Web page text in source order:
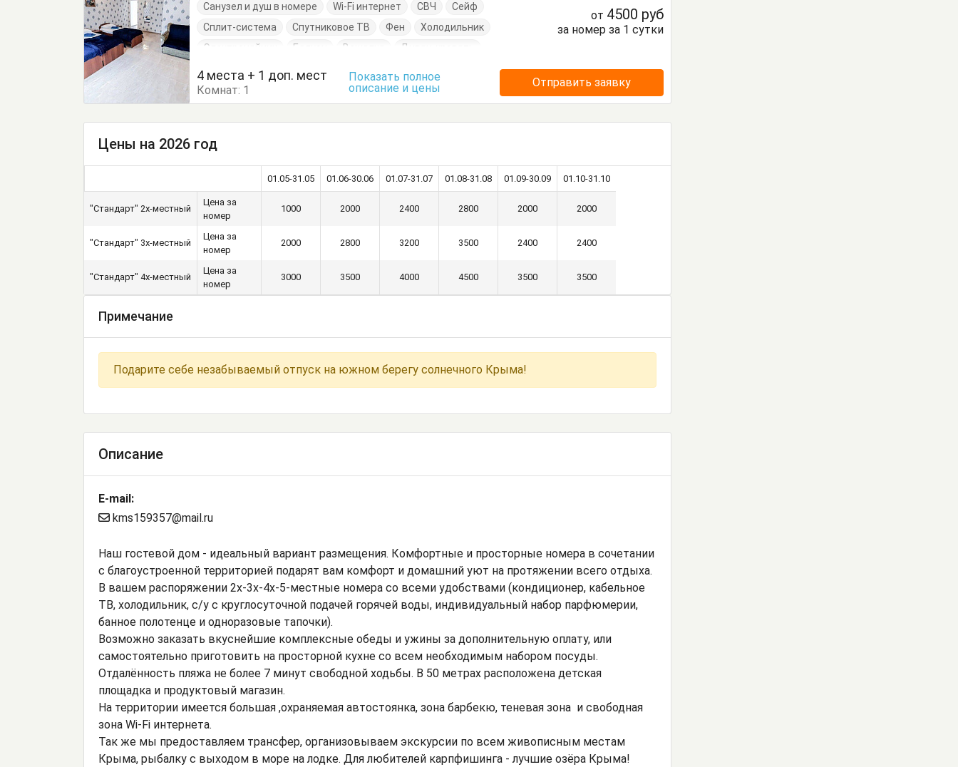
Санузел и душ в номере Wi-Fi интернет СВЧ
Сейф
Сплит-система
Спутниковое ТВ Фен
Холодильник
Электрочайник
Балкон Вешалка
Диван-кровать
Журнальный столик
Кровати односпальные
Посуда Стол
Стулья
от 4500 руб
за номер за 1 сутки
4 места + 1 доп. мест
Комнат: 1
Показать полное
описание и цены
Отправить заявку
Цены на 2026 год
01.05-31.05 01.06-30.06 01.07-31.07 01.08-31.08 01.09-30.09 01.10-31.10
"Стандарт" 2х-местный
Цена за
номер
1000 2000 2400 2800 2000 2000
"Стандарт" 3х-местный
Цена за
номер
2000 2800 3200 3500 2400 2400
"Стандарт" 4х-местный
Цена за
номер
3000 3500 4000 4500 3500 3500
Примечание
Подарите себе незабываемый отпуск на южном берегу солнечного Крыма!
Описание
E-mail:
kms159357@mail.ru
Наш гостевой дом - идеальный вариант размещения. Комфортные и просторные номера в сочетании
с благоустроенной территорией подарят вам комфорт и домашний уют на протяжении всего отдыха.
В вашем распоряжении 2х-3х-4х-5-местные номера со всеми удобствами (кондиционер, кабельное
ТВ, холодильник, с/у с круглосуточной подачей горячей воды, индивидуальный набор парфюмерии,
банное полотенце и одноразовые тапочки).
Возможно заказать вкуснейшие комплексные обеды и ужины за дополнительную оплату, или
самостоятельно приготовить на просторной кухне со всем необходимым набором посуды.
Отдалённость пляжа не более 7 минут свободной ходьбы. В 50 метрах расположена детская
площадка и продуктовый магазин.
На территории имеется большая ,охраняемая автостоянка, зона барбекю, теневая зона и свободная
зона Wi-Fi интернета.
Так же мы предоставляем трансфер, организовываем экскурсии по всем живописным местам
Крыма, рыбалку с выходом в море на лодке. Для любителей карпфишинга - лучшие озёра Крыма!